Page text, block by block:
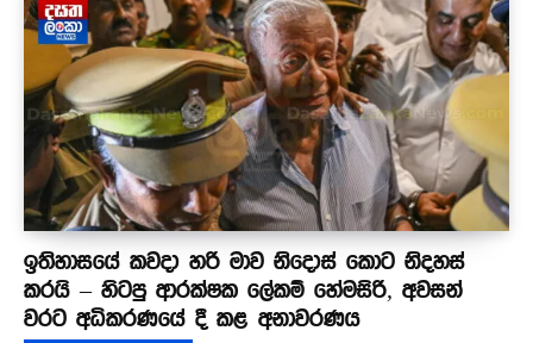
ඉතිහාසයේ කවදා හරි මාව නිදොස් කොට නිදහස්
කරයි – හිටපු ආරක්ෂක ලේකම් හේමසිරි, අවසන්
වරට අධිකරණයේ දී කළ අනාවරණය